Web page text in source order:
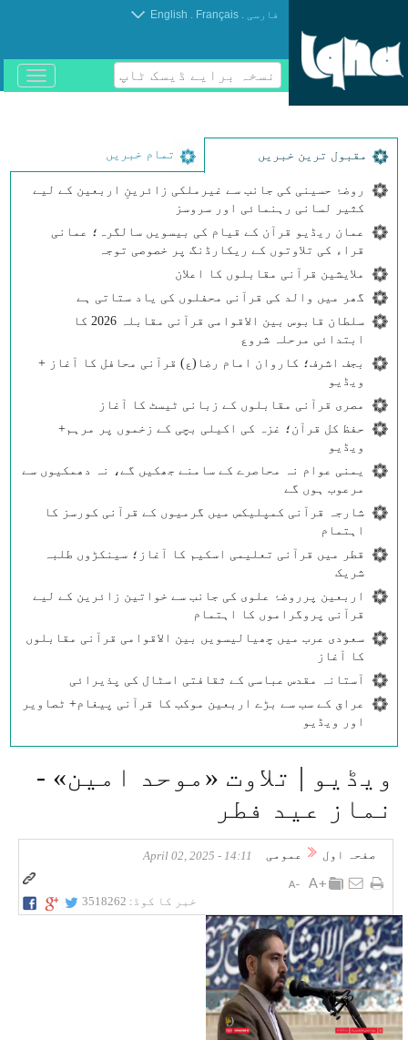
فارسی .
Français
.
English
نسخہ برایے ڈیسک ٹاپ
باز
و
مقبول ترین خبریں تمام خبریں
روضۂ حسینی کی جانب سے غیرملکی زائرینِ اربعین کے لیے
کثیر لسانی رہنمائی اور سروسز
عمان ریڈیو قرآن کے قیام کی بیسویں سالگرہ؛ عمانی
قراء کی تلاوتوں کے ریکارڈنگ پر خصوصی توجہ
ملایشین قرآنی مقابلوں کا اعلان
گھر میں والد کی قرآنی محفلوں کی یاد ستاتی ہے
سلطان قابوس بین الاقوامی قرآنی مقابلہ 2026 کا
ابتدائی مرحلہ شروع
بجف اشرف؛ کاروان امام رضا(ع) قرآنی محافل کا آغاز +
ویڈیو
مصری قرآنی مقابلوں کے زبانی ٹیسٹ کا آغاز
حفظ کل قرآن؛ غزہ کی اکیلی بچی کے زخموں پر مرہم+
ویڈیو
یمنی عوام نہ محاصرے کے سامنے جھکیں گے، نہ دھمکیوں سے
مرعوب ہوں گے
شارجہ قرآنی کمپلیکس میں گرمیوں کے قرآنی کورسز کا
اہتمام
قطر میں قرآنی تعلیمی اسکیم کا آغاز؛ سینکڑوں طلبہ
شریک
اربعین پرروضۂ علوی کی جانب سے خواتین زائرین کے لیے
قرآنی پروگراموں کا اہتمام
سعودی عرب میں چھیالیسویں بین الاقوامی قرآنی مقابلوں
کا آغاز
آستانہ مقدس عباسی کے ثقافتی اسٹال کی پذیرائی
عراق کے سب سے بڑے اربعین موکب کا قرآنی پیغام+ ٹصاویر
اور ویڈیو
ویڈیو | تلاوت «موحد امین» -
نماز عید فطر
صفحہ اول عمومی 14:11 - April 02, 2025
خبر کا کوڈ: 3518262